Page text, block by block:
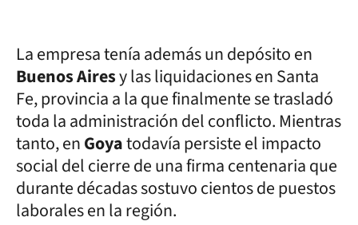
La empresa tenía además un depósito en
Buenos Airesy las liquidaciones en Santa
Fe, provincia a la que finalmente se trasladó
toda la administración del conflicto. Mientras
tanto, enGoyatodavía persiste el impacto
social del cierre de una firma centenaria que
durante décadas sostuvo cientos de puestos
laborales en la región.